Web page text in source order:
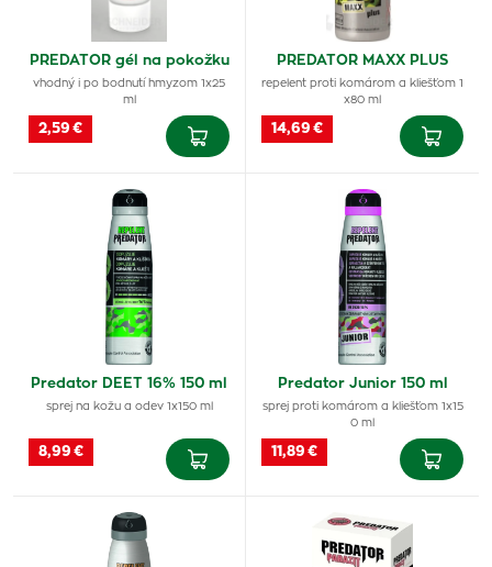
PREDATOR gél na pokožku
vhodný i po bodnutí hmyzom 1x25
ml
2,59 €
PREDATOR MAXX PLUS
repelent proti komárom a kliešťom 1
x80 ml
14,69 €
Predator DEET 16% 150 ml
sprej na kožu a odev 1x150 ml
8,99 €
Predator Junior 150 ml
sprej proti komárom a kliešťom 1x15
0 ml
11,89 €